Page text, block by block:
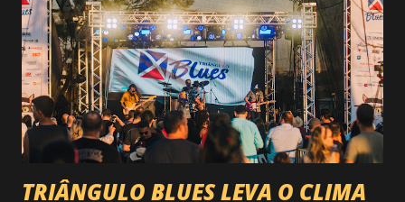
VAI ESTREMECER O PARQUE Serão quatro noites , entre
24, 25, 30 de abril e 02 de maio , com oito atrações gigantes
da música brasileira , contemplando sertanejo, forró,
piseiro e sofrência nível hard: Gusttavo Lima Leonardo
Natanzinho Lima Jads & ...
TRIÂNGULO BLUES LEVA O CLIMA